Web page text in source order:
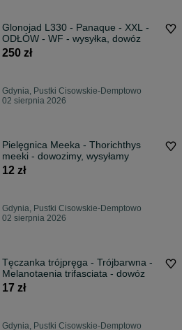
Glonojad L330 - Panaque - XXL -
ODŁÓW - WF - wysyłka, dowóz
250 zł
Gdynia, Pustki Cisowskie-Demptowo
02 sierpnia 2026
Pielęgnica Meeka - Thorichthys
meeki - dowozimy, wysyłamy
12 zł
Gdynia, Pustki Cisowskie-Demptowo
02 sierpnia 2026
Tęczanka trójpręga - Trójbarwna -
Melanotaenia trifasciata - dowóz
17 zł
Gdynia, Pustki Cisowskie-Demptowo